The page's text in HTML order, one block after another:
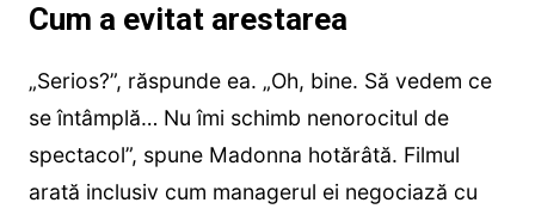
Cum a evitat arestarea
„Serios?”, răspunde ea. „Oh, bine. Să vedem ce
se întâmplă… Nu îmi schimb nenorocitul de
spectacol”, spune Madonna hotărâtă. Filmul
arată inclusiv cum managerul ei negociază cu